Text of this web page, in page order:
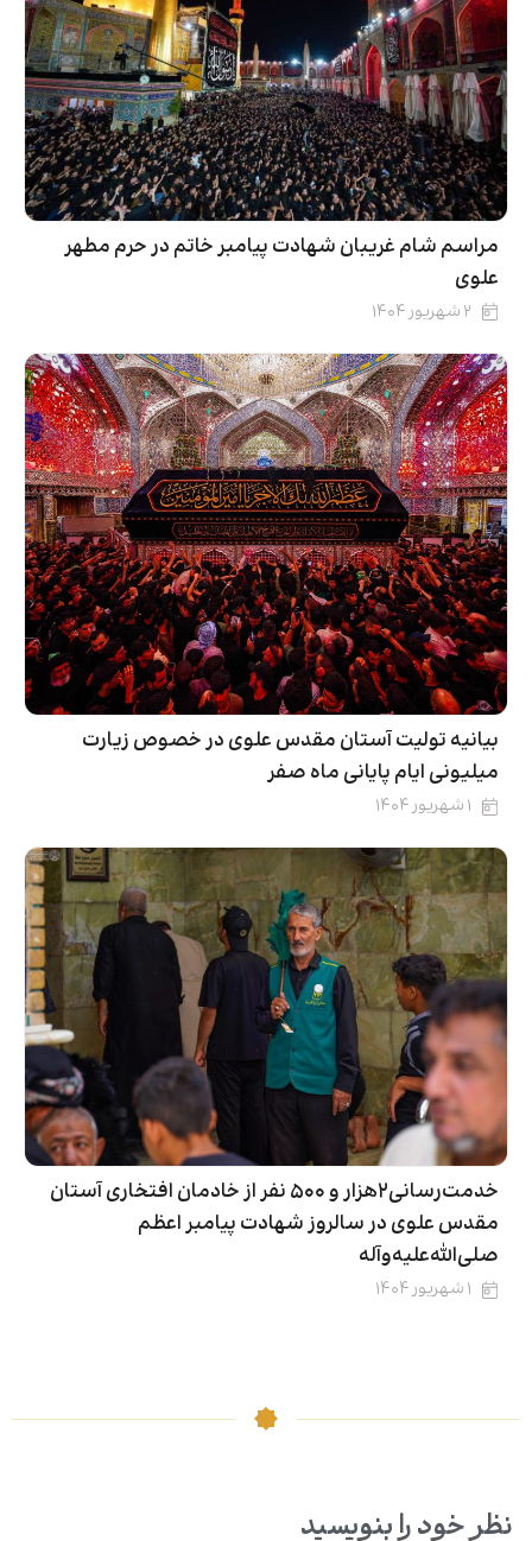
مراسم شام غریبان شهادت‌ پیامبر خاتم در حرم مطهر
علوی
۲ شهریور ۱۴۰۴
بیانیه تولیت آستان مقدس علوی در خصوص زیارت
میلیونی ایام پایانی ماه صفر
۱ شهریور ۱۴۰۴
خدمت‌رسانی۲هزار و ۵۰۰ نفر از خادمان افتخاری آستان
مقدس علوی در سالروز شهادت پیامبر اعظم
صلى‌الله‌علیه‌وآله
۱ شهریور ۱۴۰۴
نظر خود را بنویسید